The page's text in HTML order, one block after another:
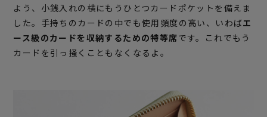
よう、小銭入れの横にもうひとつカードポケットを備えま
した。手持ちのカードの中でも使用頻度の高い、いわばエ
ース級のカードを収納するための特等席です。これでもう
カードを引っ掻くこともなくなるよ。